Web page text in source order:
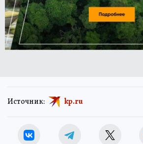
Источник: kp.ru